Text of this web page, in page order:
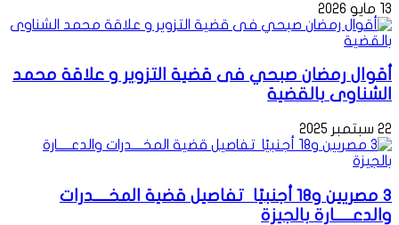
13 مايو 2026
أقوال رمضان صبحي فى قضية التزوير و علاقة محمد
الشناوى بالقضية
22 سبتمبر 2025
3 مصريين و18 أجنبيًا تفاصيل قضية المخــــدرات
والدعـــــارة بالجيزة